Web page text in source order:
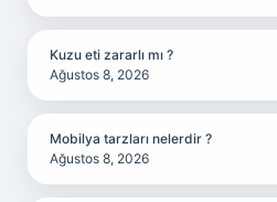
Kuzu eti zararlı mı ?
Ağustos 8, 2026
Mobilya tarzları nelerdir ?
Ağustos 8, 2026